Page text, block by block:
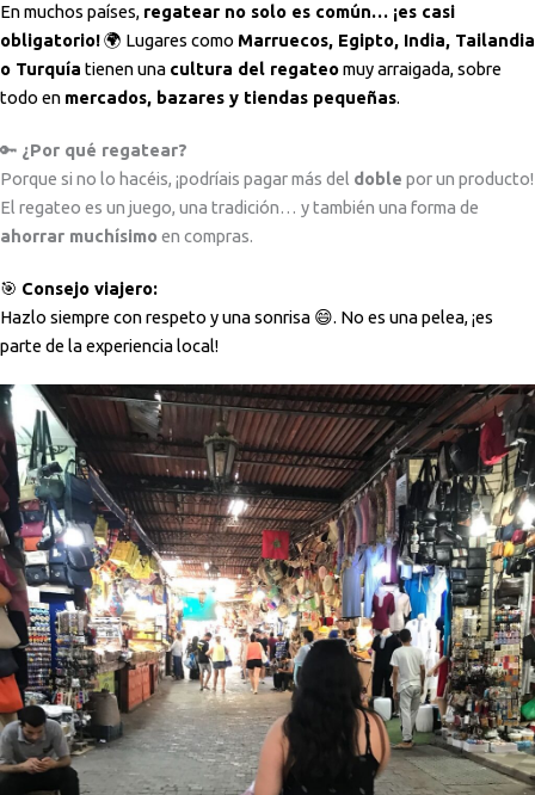
En muchos países, regatear no solo es común… ¡es casi
obligatorio!🌍 Lugares como Marruecos, Egipto, India, Tailandia
o Turquía tienen una cultura del regateomuy arraigada, sobre
todo en mercados, bazares y tiendas pequeñas.
🔑 ¿Por qué regatear?
Porque si no lo hacéis, ¡podríais pagar más del doble por un producto!
El regateo es un juego, una tradición… y también una forma de
ahorrar muchísimo en compras.
🎯 Consejo viajero:
Hazlo siempre con respeto y una sonrisa 😄. No es una pelea, ¡es
parte de la experiencia local!